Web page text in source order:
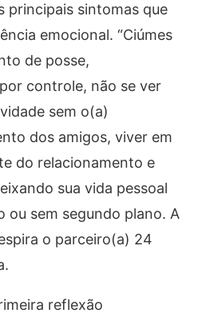
principais sintomas que
emocional. “Ciúmes
de posse,
controle, não se ver
sem o(a)
dos amigos, viver em
do relacionamento e
sua vida pessoal
ou sem segundo plano. A
o parceiro(a) 24
reflexão